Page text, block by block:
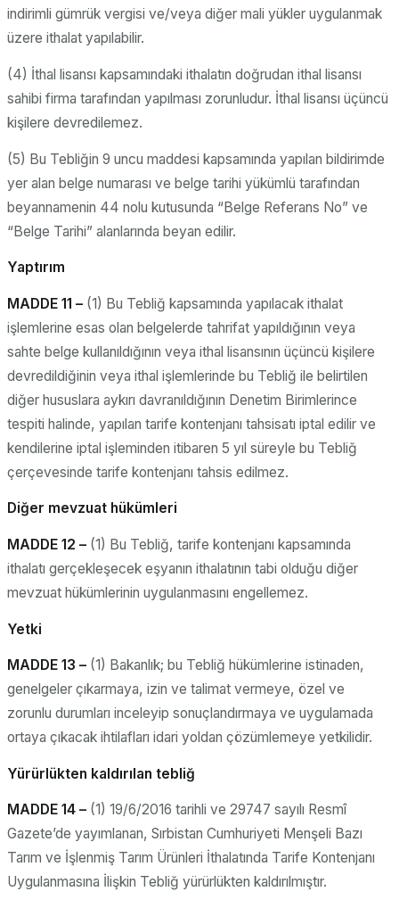
indirimli gümrük vergisi ve/veya diğer mali yükler uygulanmak
üzere ithalat yapılabilir.
(4) İthal lisansı kapsamındaki ithalatın doğrudan ithal lisansı
sahibi firma tarafından yapılması zorunludur. İthal lisansı üçüncü
kişilere devredilemez.
(5) Bu Tebliğin 9 uncu maddesi kapsamında yapılan bildirimde
yer alan belge numarası ve belge tarihi yükümlü tarafından
beyannamenin 44 nolu kutusunda “Belge Referans No” ve
“Belge Tarihi” alanlarında beyan edilir.
Yaptırım
MADDE 11 – (1) Bu Tebliğ kapsamında yapılacak ithalat
işlemlerine esas olan belgelerde tahrifat yapıldığının veya
sahte belge kullanıldığının veya ithal lisansının üçüncü kişilere
devredildiğinin veya ithal işlemlerinde bu Tebliğ ile belirtilen
diğer hususlara aykırı davranıldığının Denetim Birimlerince
tespiti halinde, yapılan tarife kontenjanı tahsisatı iptal edilir ve
kendilerine iptal işleminden itibaren 5 yıl süreyle bu Tebliğ
çerçevesinde tarife kontenjanı tahsis edilmez.
Diğer mevzuat hükümleri
MADDE 12 – (1) Bu Tebliğ, tarife kontenjanı kapsamında
ithalatı gerçekleşecek eşyanın ithalatının tabi olduğu diğer
mevzuat hükümlerinin uygulanmasını engellemez.
Yetki
MADDE 13 – (1) Bakanlık; bu Tebliğ hükümlerine istinaden,
genelgeler çıkarmaya, izin ve talimat vermeye, özel ve
zorunlu durumları inceleyip sonuçlandırmaya ve uygulamada
ortaya çıkacak ihtilafları idari yoldan çözümlemeye yetkilidir.
Yürürlükten kaldırılan tebliğ
MADDE 14 – (1) 19/6/2016 tarihli ve 29747 sayılı Resmî
Gazete’de yayımlanan, Sırbistan Cumhuriyeti Menşeli Bazı
Tarım ve İşlenmiş Tarım Ürünleri İthalatında Tarife Kontenjanı
Uygulanmasına İlişkin Tebliğ yürürlükten kaldırılmıştır.